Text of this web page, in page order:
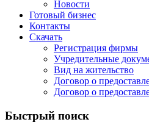
Новости
Готовый бизнес
Контакты
Скачать
Регистрация фирмы
Учредительные
Вид на жительство
Договор о
Договор о
Быстрый поиск